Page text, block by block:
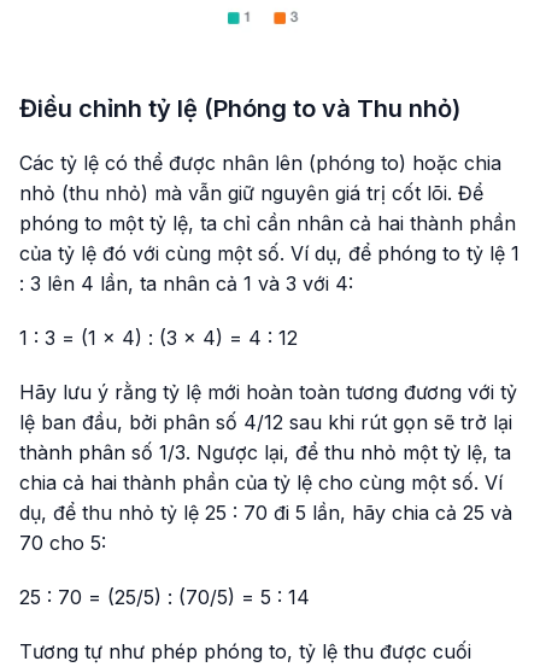
Điều chỉnh tỷ lệ (Phóng to và Thu nhỏ)
Các tỷ lệ có thể được nhân lên (phóng to) hoặc chia
nhỏ (thu nhỏ) mà vẫn giữ nguyên giá trị cốt lõi. Để
phóng to một tỷ lệ, ta chỉ cần nhân cả hai thành phần
của tỷ lệ đó với cùng một số. Ví dụ, để phóng to tỷ lệ 1
: 3 lên 4 lần, ta nhân cả 1 và 3 với 4:
1 : 3 = (1 × 4) : (3 × 4) = 4 : 12
Hãy lưu ý rằng tỷ lệ mới hoàn toàn tương đương với tỷ
lệ ban đầu, bởi phân số 4/12 sau khi rút gọn sẽ trở lại
thành phân số 1/3. Ngược lại, để thu nhỏ một tỷ lệ, ta
chia cả hai thành phần của tỷ lệ cho cùng một số. Ví
dụ, để thu nhỏ tỷ lệ 25 : 70 đi 5 lần, hãy chia cả 25 và
70 cho 5:
25 : 70 = (25/5) : (70/5) = 5 : 14
Tương tự như phép phóng to, tỷ lệ thu được cuối